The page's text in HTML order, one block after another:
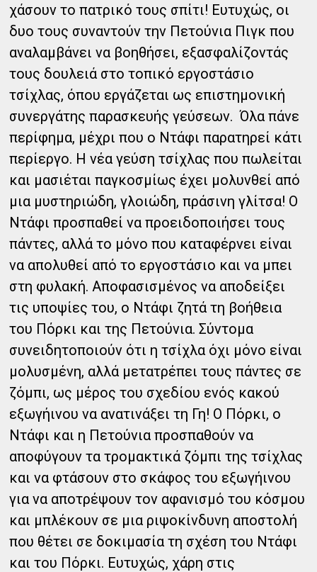
χάσουν το πατρικό τους σπίτι! Ευτυχώς, οι
δυο τους συναντούν την Πετούνια Πιγκ που
αναλαμβάνει να βοηθήσει, εξασφαλίζοντάς
τους δουλειά στο τοπικό εργοστάσιο
τσίχλας, όπου εργάζεται ως επιστημονική
συνεργάτης παρασκευής γεύσεων. Όλα πάνε
περίφημα, μέχρι που ο Ντάφι παρατηρεί κάτι
περίεργο. Η νέα γεύση τσίχλας που πωλείται
και μασιέται παγκοσμίως έχει μολυνθεί από
μια μυστηριώδη, γλοιώδη, πράσινη γλίτσα! Ο
Ντάφι προσπαθεί να προειδοποιήσει τους
πάντες, αλλά το μόνο που καταφέρνει είναι
να απολυθεί από το εργοστάσιο και να μπει
στη φυλακή. Αποφασισμένος να αποδείξει
τις υποψίες του, ο Ντάφι ζητά τη βοήθεια
του Πόρκι και της Πετούνια. Σύντομα
συνειδητοποιούν ότι η τσίχλα όχι μόνο είναι
μολυσμένη, αλλά μετατρέπει τους πάντες σε
ζόμπι, ως μέρος του σχεδίου ενός κακού
εξωγήινου να ανατινάξει τη Γη! Ο Πόρκι, ο
Ντάφι και η Πετούνια προσπαθούν να
αποφύγουν τα τρομακτικά ζόμπι της τσίχλας
και να φτάσουν στο σκάφος του εξωγήινου
για να αποτρέψουν τον αφανισμό του κόσμου
και μπλέκουν σε μια ριψοκίνδυνη αποστολή
που θέτει σε δοκιμασία τη σχέση του Ντάφι
και του Πόρκι. Ευτυχώς, χάρη στις